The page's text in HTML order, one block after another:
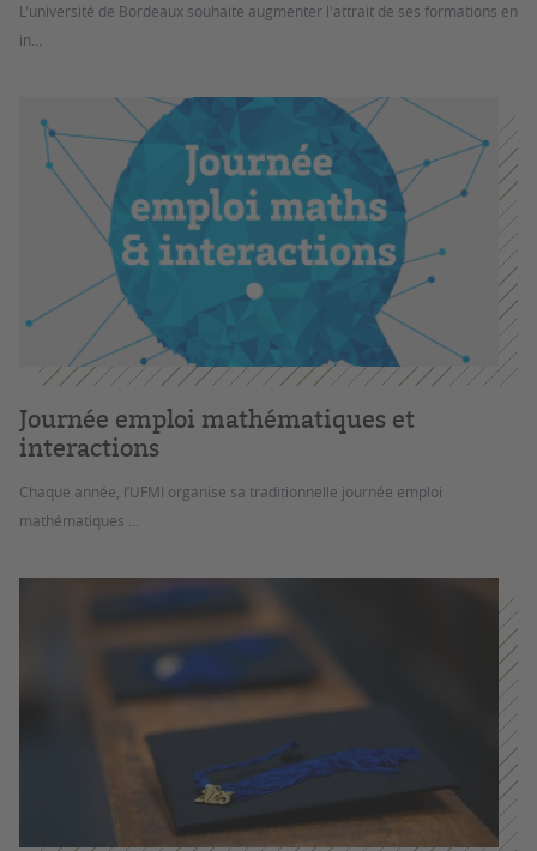
L'université de Bordeaux souhaite augmenter l'attrait de ses formations en
in...
Journée emploi mathématiques et
interactions
Chaque année, l’UFMI organise sa traditionnelle journée emploi
mathématiques ...